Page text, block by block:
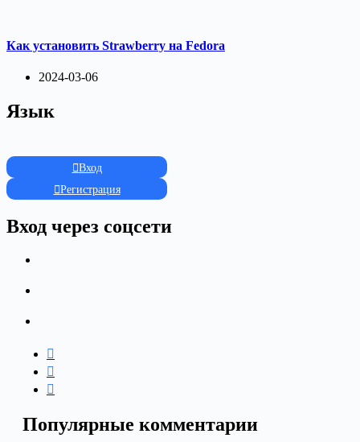
Как установить Strawberry на Fedora
2024-03-06
Язык
Вход
Регистрация
Вход через соцсети
Популярные комментарии